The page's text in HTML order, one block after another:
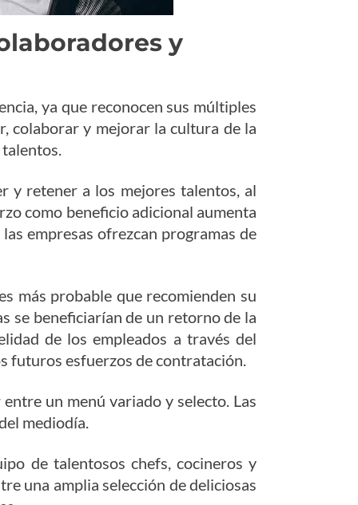
y
ya que reconocen sus múltiples
colaborar y mejorar la cultura de la
y retener a los mejores talentos, al
como beneficio adicional aumenta
empresas ofrezcan programas de
más probable que recomienden su
se beneficiarían de un retorno de la
de los empleados a través del
futuros esfuerzos de contratación.
un menú variado y selecto. Las
mediodía.
de talentosos chefs, cocineros y
una amplia selección de deliciosas